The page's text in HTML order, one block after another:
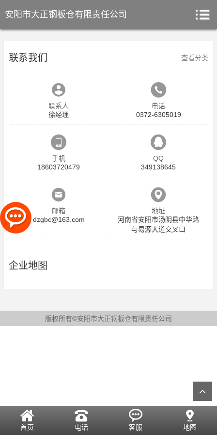
安阳市大正钢板仓有限责任公司
联系我们 查看分类
联系人
徐经理
电话
0372-6305019
手机
18603720479
QQ
349138645
邮箱
dzgbc@163.com
地址
河南省安阳市汤阴县中华路
与易源大道交叉口
企业地图
版权所有©安阳市大正钢板仓有限责任公司
首页 电话 客服 地图